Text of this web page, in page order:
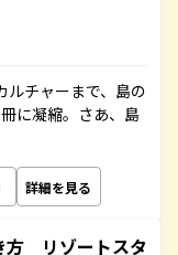
チャーまで、島の
に凝縮。さあ、島
詳細を見る
方 リゾートスタ